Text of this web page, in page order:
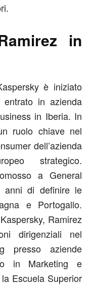
in
è iniziato
in azienda
in Iberia. In
ruolo chiave nel
dell’azienda
strategico.
a General
anni di definire le
e Portogallo.
Ramirez
dirigenziali nel
presso aziende
in Marketing e
Escuela Superior